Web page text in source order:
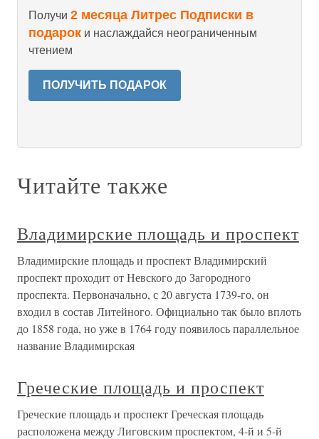
Получи 2 месяца Литрес Подписки в
подарок и наслаждайся неограниченным
чтением
ПОЛУЧИТЬ ПОДАРОК
Читайте также
Владимирские площадь и проспект
Владимирские площадь и проспект Владимирский
проспект проходит от Невского до Загородного
проспекта. Первоначально, с 20 августа 1739-го, он
входил в состав Литейного. Официально так было вплоть
до 1858 года, но уже в 1764 году появилось параллельное
название Владимирская
Греческие площадь и проспект
Греческие площадь и проспект Греческая площадь
расположена между Лиговским проспектом, 4-й и 5-й